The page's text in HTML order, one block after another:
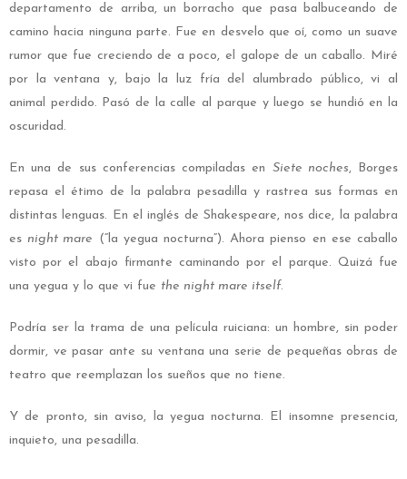
departamento de arriba, un borracho que pasa balbuceando de
camino hacia ninguna parte. Fue en desvelo que oí, como un suave
rumor que fue creciendo de a poco, el galope de un caballo. Miré
por la ventana y, bajo la luz fría del alumbrado público, vi al
animal perdido. Pasó de la calle al parque y luego se hundió en la
oscuridad.
En una de sus conferencias compiladas en Siete noches, Borges
repasa el étimo de la palabra pesadilla y rastrea sus formas en
distintas lenguas. En el inglés de Shakespeare, nos dice, la palabra
es night mare (“la yegua nocturna”). Ahora pienso en ese caballo
visto por el abajo firmante caminando por el parque. Quizá fue
una yegua y lo que vi fue the night mare itself.
Podría ser la trama de una película ruiciana: un hombre, sin poder
dormir, ve pasar ante su ventana una serie de pequeñas obras de
teatro que reemplazan los sueños que no tiene.
Y de pronto, sin aviso, la yegua nocturna. El insomne presencia,
inquieto, una pesadilla.